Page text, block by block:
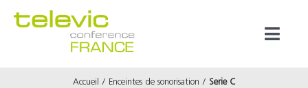
Accueil Enceintes de sonorisation Serie C